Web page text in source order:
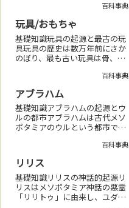
表現であり、遠近法や陰影の巧
妙な操作がその本質である。古
代からルネサンスにおける騙し
絵の発展古代ギリシャ・ローマ
の壁画に始まり、...
百科事典
玩具/おもちゃ
基礎知識玩具の起源と最古の玩
具玩具の歴史は数万年前にさか
のぼり、最も古い玩具は骨、
供向けの遊具や宗教的な道具で
あった。文化と玩具の関係玩具
は各地域の文化や価値観を反映
し、教育、宗教、娯楽の役割を
持ちながら発展して...
百科事典
アブラハム
基礎知識アブラハムの起源とウ
ルの都市アブラハムは古代メソ
ポタミアのウルという都市で生
2000年頃のシュメール文化が背
景にある。アブラハム契約の神
学的意義アブラハムと神との間
で交わされた契約は、ユダヤ
教、キリスト教、...
百科事典
リリス
基礎知識リリスの神話的起源リ
リスはメソポタミア神話の悪霊
「リリトゥ」に由来し、ユダヤ